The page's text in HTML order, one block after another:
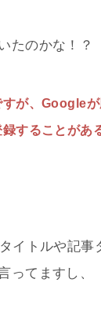
たのかな！？
が、Google
することがあ
イトルや記事
ってますし、